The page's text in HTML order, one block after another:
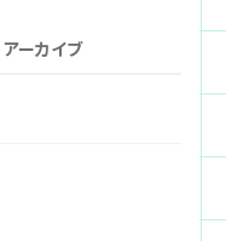
アーカイブ